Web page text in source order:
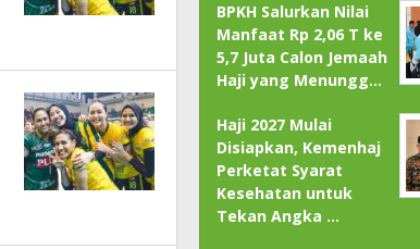
BPKH Salurkan Nilai
Manfaat Rp 2,06 T ke
5,7 Juta Calon Jemaah
Haji yang Menungg…
Haji 2027 Mulai
Disiapkan, Kemenhaj
Perketat Syarat
Kesehatan untuk
Tekan Angka …